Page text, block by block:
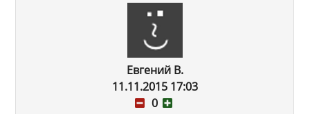
Евгений В.
11.11.2015 17:03
0